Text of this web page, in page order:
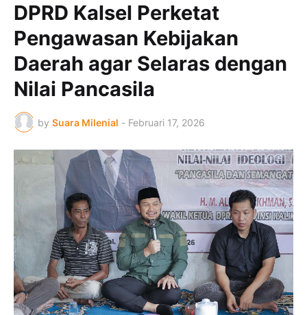
DPRD Kalsel Perketat
Pengawasan Kebijakan
Daerah agar Selaras dengan
Nilai Pancasila
by Suara Milenial - Februari 17, 2026